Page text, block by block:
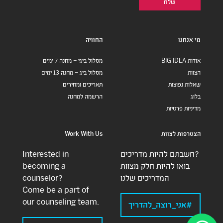
מי אנחנו
אודות BIG IDEA
הצוות
שאלות נפוצות
בלוג
מדיניות פרטיות
החוויה
מסלול ביגי – מחנה 7 ימים
מסלול ביג – מחנה 13 ימים
תאריכים ומחירים
הרשמה למחנה
הצטרפות לצוות
חשבתם להיות מדריכים?
בואו להיות חלק מצוות
המדריכים שלנו
#אני_רוצה_להדריך
Work With Us
Interested in
becoming a
counselor?
Come be a part of
our counseling team.